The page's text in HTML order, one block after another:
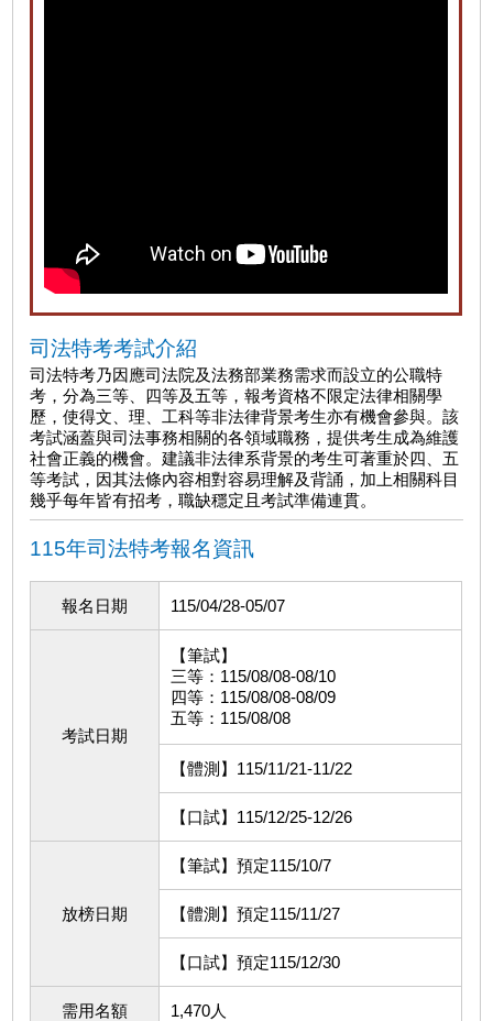
司法特考考試介紹
司法特考乃因應司法院及法務部業務需求而設立的公職特
考，分為三等、四等及五等，報考資格不限定法律相關學
歷，使得文、理、工科等非法律背景考生亦有機會參與。該
考試涵蓋與司法事務相關的各領域職務，提供考生成為維護
社會正義的機會。建議非法律系背景的考生可著重於四、五
等考試，因其法條內容相對容易理解及背誦，加上相關科目
幾乎每年皆有招考，職缺穩定且考試準備連貫。
115年司法特考報名資訊
報名日期 115/04/28-05/07
考試日期
【筆試】
三等：115/08/08-08/10
四等：115/08/08-08/09
五等：115/08/08
【體測】115/11/21-11/22
【口試】115/12/25-12/26
放榜日期
【筆試】預定115/10/7
【體測】預定115/11/27
【口試】預定115/12/30
需用名額 1,470人